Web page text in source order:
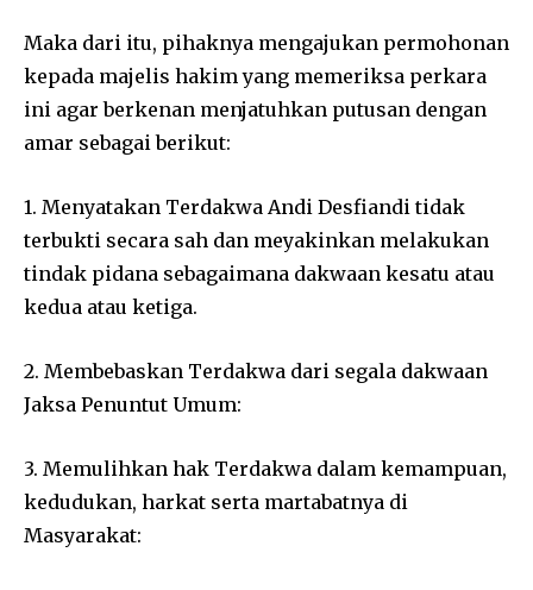
Maka dari itu, pihaknya mengajukan permohonan
kepada majelis hakim yang memeriksa perkara
ini agar berkenan menjatuhkan putusan dengan
amar sebagai berikut:
1. Menyatakan Terdakwa Andi Desfiandi tidak
terbukti secara sah dan meyakinkan melakukan
tindak pidana sebagaimana dakwaan kesatu atau
kedua atau ketiga.
2. Membebaskan Terdakwa dari segala dakwaan
Jaksa Penuntut Umum:
3. Memulihkan hak Terdakwa dalam kemampuan,
kedudukan, harkat serta martabatnya di
Masyarakat: